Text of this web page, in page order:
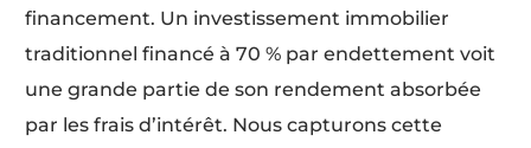
financement. Un investissement immobilier
traditionnel financé à 70 % par endettement voit
une grande partie de son rendement absorbée
par les frais d’intérêt. Nous capturons cette